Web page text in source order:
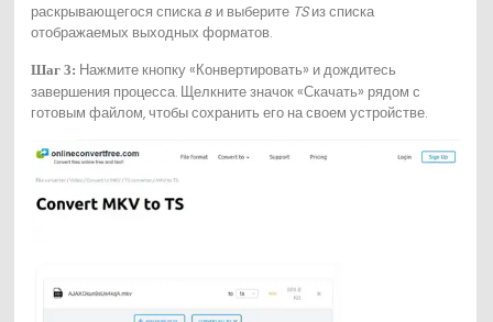
раскрывающегося спискави выберите TSиз списка
отображаемых выходных форматов.
Шаг 3: Нажмите кнопку «Конвертировать» и дождитесь
завершения процесса. Щелкните значок «Скачать» рядом с
готовым файлом, чтобы сохранить его на своем устройстве.